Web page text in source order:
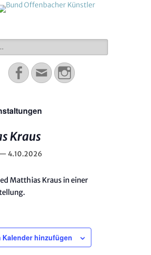
Facebook
EmailInstagram
Kraus
— 4.10.2026
Matthias Kraus in einer
Kalender hinzufügen